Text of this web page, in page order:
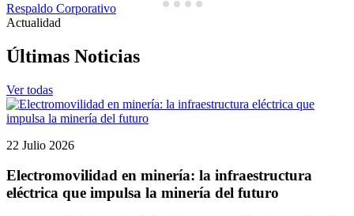
Respaldo Corporativo
Actualidad
Últimas Noticias
Ver todas
22 Julio 2026
Electromovilidad en minería: la infraestructura
eléctrica que impulsa la minería del futuro